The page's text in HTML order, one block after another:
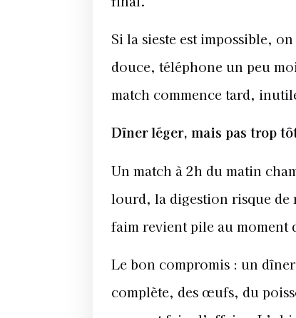
Si la sieste est impossible,
douce, téléphone un peu
match commence tard,
Dîner léger, mais pas trop
Un match à 2h du matin
lourd, la digestion risque
faim revient pile au moment
Le bon compromis : un
complète, des œufs, du